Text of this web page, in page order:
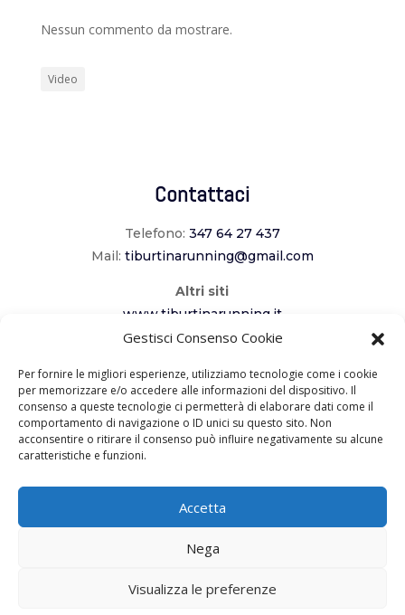
Gestisci Consenso Cookie
Per fornire le migliori esperienze, utilizziamo tecnologie come i cookie
per memorizzare e/o accedere alle informazioni del dispositivo. Il
consenso a queste tecnologie ci permetterà di elaborare dati come il
comportamento di navigazione o ID unici su questo sito. Non
acconsentire o ritirare il consenso può influire negativamente su alcune
caratteristiche e funzioni.
Accetta
Nega
Visualizza le preferenze
Nessun commento da mostrare.
Video
Contattaci
Telefono: 347 64 27 437
Mail: tiburtinarunning@gmail.com
Altri siti
www.tiburtinarunning.it
www.corriladuecomuni.it
Seguici
Copyright 2023 – ASD Tiburtina Running
Creabit